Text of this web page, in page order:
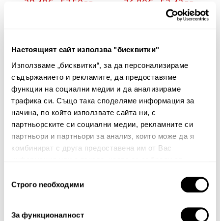
Настоящият сайт използва "бисквитки"
Използваме „бисквитки“, за да персонализираме
съдържанието и рекламите, да предоставяме
функции на социални медии и да анализираме
трафика си. Също така споделяме информация за
начина, по който използвате сайта ни, с
партньорските си социални медии, рекламните си
партньори и партньори за анализ, които може да я
комбинират с друга предоставена им от Вас
наСтрого nеобходими
За функционалност
29.40€ 57.50лв. 26.80€ 52.42лв.
50.00€
97.79лв.
35.00€ 68.45лв.